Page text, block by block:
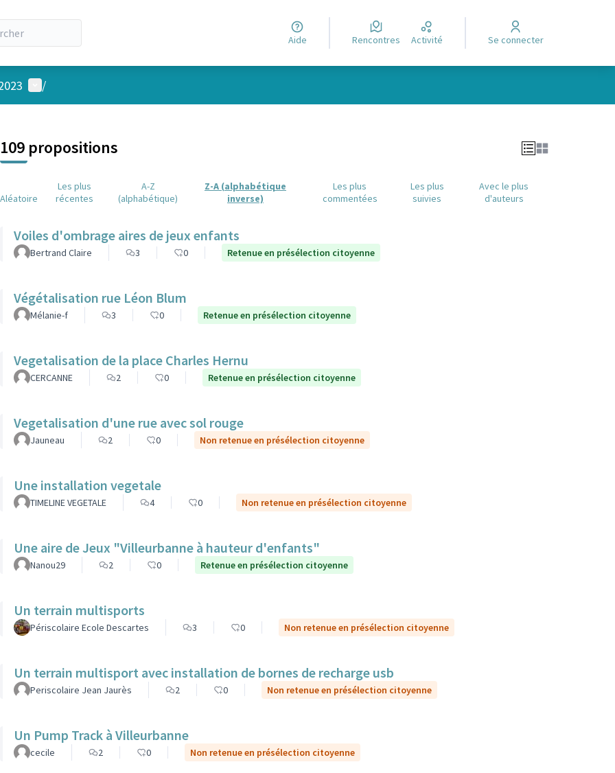
Aide Rencontres Activité Se connecter
Menu utilisateur
/
109 propositions
Aléatoire
Les plus
récentes
A-Z
(alphabétique)
Z-A (alphabétique
inverse)
Les plus
commentées
Les plus
suivies
Avec le plus
d'auteurs
Voiles d'ombrage aires de jeux enfants
Bertrand Claire 3 0 Retenue en présélection citoyenne
Végétalisation rue Léon Blum
Mélanie-f 3 0 Retenue en présélection citoyenne
Vegetalisation de la place Charles Hernu
CERCANNE 2 0 Retenue en présélection citoyenne
Vegetalisation d'une rue avec sol rouge
Jauneau 2 0 Non retenue en présélection citoyenne
Une installation vegetale
TIMELINE VEGETALE 4 0 Non retenue en présélection citoyenne
Une aire de Jeux "Villeurbanne à hauteur d'enfants"
Nanou29 2 0 Retenue en présélection citoyenne
Un terrain multisports
Périscolaire Ecole Descartes 3 0 Non retenue en présélection citoyenne
Un terrain multisport avec installation de bornes de recharge usb
Periscolaire Jean Jaurès 2 0 Non retenue en présélection citoyenne
Un Pump Track à Villeurbanne
cecile 2 0 Non retenue en présélection citoyenne